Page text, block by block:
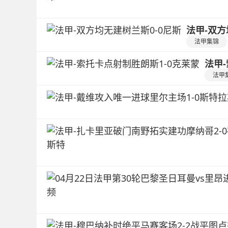
法甲-双
法甲集锦
法甲
法甲